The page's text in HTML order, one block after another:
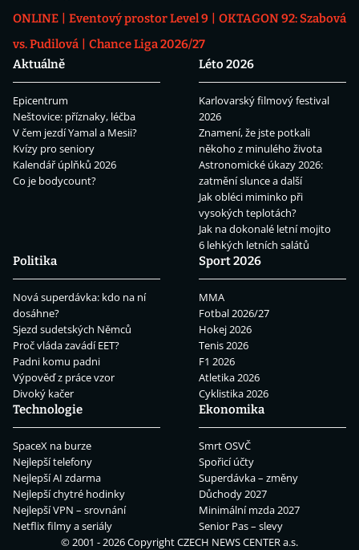
ONLINE
Eventový prostor Level 9
OKTAGON 92: Szabová
vs. Pudilová
Chance Liga 2026/27
Aktuálně
Epicentrum
Neštovice: příznaky, léčba
V čem jezdí Yamal a Mesii?
Kvízy pro seniory
Kalendář úplňků 2026
Co je bodycount?
Léto 2026
Karlovarský filmový festival
2026
Znamení, že jste potkali
někoho z minulého života
Astronomické úkazy 2026:
zatmění slunce a další
Jak obléci miminko při
vysokých teplotách?
Jak na dokonalé letní mojito
6 lehkých letních salátů
Politika
Nová superdávka: kdo na ní
dosáhne?
Sjezd sudetských Němců
Proč vláda zavádí EET?
Padni komu padni
Výpověď z práce vzor
Divoký kačer
Sport 2026
MMA
Fotbal 2026/27
Hokej 2026
Tenis 2026
F1 2026
Atletika 2026
Cyklistika 2026
Technologie
SpaceX na burze
Nejlepší telefony
Nejlepší AI zdarma
Nejlepší chytré hodinky
Nejlepší VPN – srovnání
Netflix filmy a seriály
Ekonomika
Smrt OSVČ
Spořicí účty
Superdávka – změny
Důchody 2027
Minimální mzda 2027
Senior Pas – slevy
© 2001 - 2026 CopyrightCZECH NEWS CENTER a.s.